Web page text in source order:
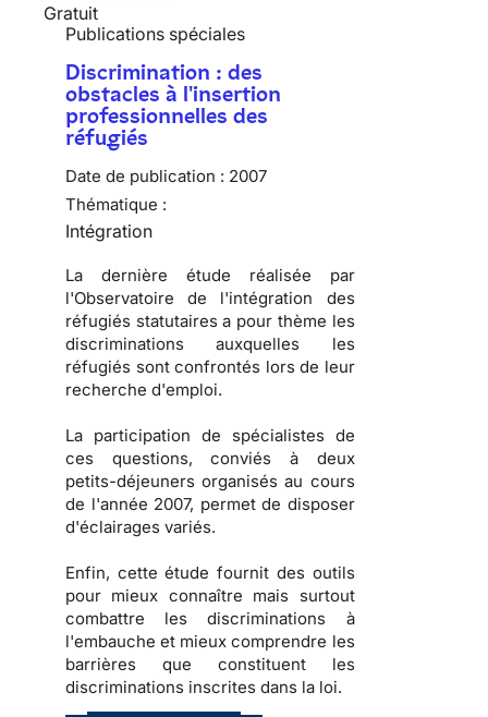
Gratuit
Publications spéciales
Discrimination : des
obstacles à l'insertion
professionnelles des
réfugiés
Date de publication : 2007
Thématique :
Intégration
La dernière étude réalisée par
l'Observatoire de l'intégration des
réfugiés statutaires a pour thème les
discriminations auxquelles les
réfugiés sont confrontés lors de leur
recherche d'emploi.
La participation de spécialistes de
ces questions, conviés à deux
petits-déjeuners organisés au cours
de l'année 2007, permet de disposer
d'éclairages variés.
Enfin, cette étude fournit des outils
pour mieux connaître mais surtout
combattre lesdiscriminations à
l'embauche et mieux comprendre les
barrières que constituent les
discriminations inscrites dans la loi.